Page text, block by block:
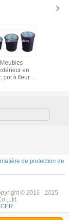
Meubles
en
pot à fleurs-
bain
de protection de
© 2016 - 2025